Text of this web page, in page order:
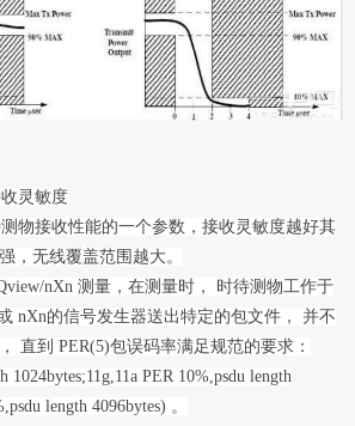
收灵敏度
物接收性能的一个参数，接收灵敏度越好其
，无线覆盖范围越大。
nXn 测量，在测量时， 时待测物工作于
nXn的信号发生器送出特定的包文件， 并不
直到 PER(5)包误码率满足规范的要求：
1024bytes;11g,11a PER 10%,psdu length
length 4096bytes) 。